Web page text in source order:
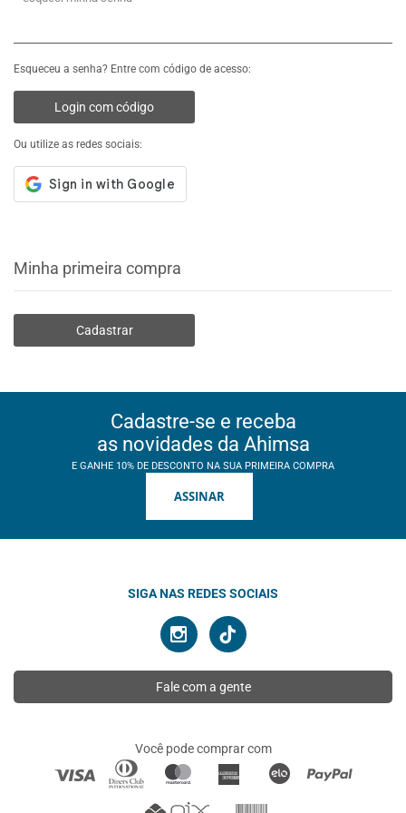
Esqueceu a senha? Entre com código de acesso:
Login com código
Ou utilize as redes sociais:
Minha primeira compra
Cadastrar
Cadastre-se e receba
as novidades da Ahimsa
E GANHE 10% DE DESCONTO NA SUA PRIMEIRA COMPRA
ASSINAR
SIGA NAS REDES SOCIAIS
Fale com a gente
Você pode comprar com